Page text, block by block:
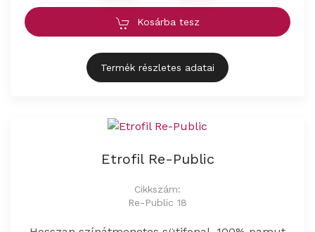
Kosárba tesz
Termék részletes adatai
Etrofil Re-Public
Cikkszám:
Re-Public 18